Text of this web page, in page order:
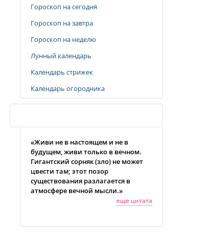
Гороскоп на сегодня
Гороскоп на завтра
Гороскоп на неделю
Лунный календарь
Календарь стрижек
Календарь огородника
«Живи не в настоящем и не в
будущем, живи только в вечном.
Гигантский сорняк (зло) не может
цвести там; этот позор
существования разлагается в
атмосфере вечной мысли.»
еще цитата